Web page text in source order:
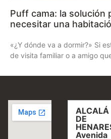
Puff cama: la solución
necesitar una
«¿Y dónde va a dormir?» Si
de visita familiar o a amigo
ALCALÁ
DE
Avenida